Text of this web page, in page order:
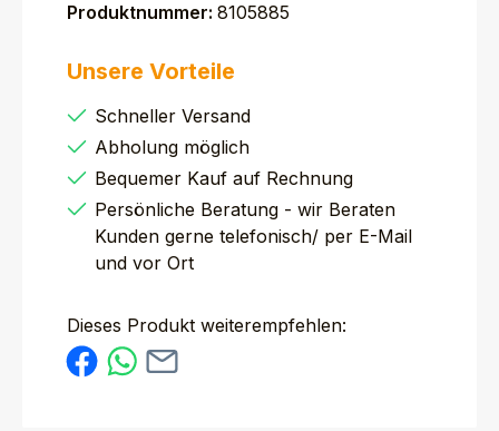
Produktnummer: 8105885
Unsere Vorteile
Schneller Versand
Abholung möglich
Bequemer Kauf auf Rechnung
Persönliche Beratung - wir Beraten
Kunden gerne telefonisch/ per E-Mail
und vor Ort
Dieses Produkt weiterempfehlen: